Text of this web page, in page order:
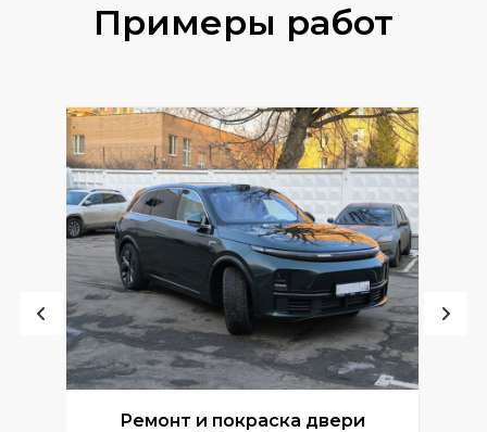
Примеры работ
Ремонт и покраска двери